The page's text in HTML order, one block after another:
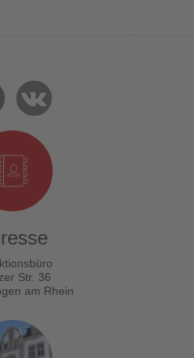
Str. 36
am Rhein